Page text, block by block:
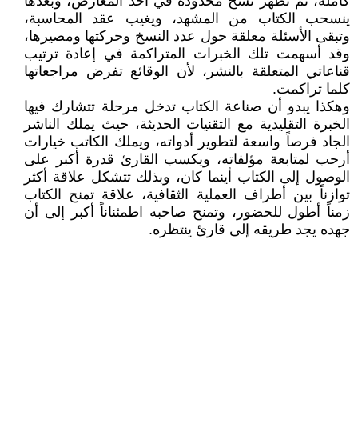
ينسحب الكتاب من المشهد، ويغيب عقد المحاسبة،
وتبقى الأسئلة معلقة حول عدد النسخ وحركتها ومصيرها،
وقد أسهمت تلك الخبرات المتراكمة في إعادة ترتيب
قناعاتي المتعلقة بالنشر، لأن الوقائع تفرض مراجعاتها
كلما تراكمت.
وهكذا يبدو أن صناعة الكتاب تدخل مرحلة تتشارك فيها
الخبرة التقليدية مع التقنيات الحديثة، حيث يملك الناشر
الجاد فرصاً واسعة لتطوير أدواته، ويملك الكاتب خيارات
أرحب لمتابعة مؤلفاته، ويكسب القارئ قدرة أكبر على
الوصول إلى الكتاب أينما كان، وبذلك تتشكل علاقة أكثر
توازناً بين أطراف العملية الثقافية، علاقة تمنح الكتاب
زمناً أطول للحضور، وتمنح صاحبه اطمئناناً أكبر إلى أن
جهده يجد طريقه إلى قارئ ينتظره.